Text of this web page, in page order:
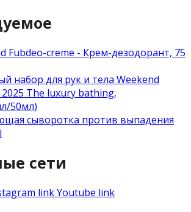
Fubdeo-creme - Крем-дезодорант, 75
набор для рук и тела Weekend
2025 The luxury bathing,
50мл)
сыворотка против выпадения
сети
linkYoutube link